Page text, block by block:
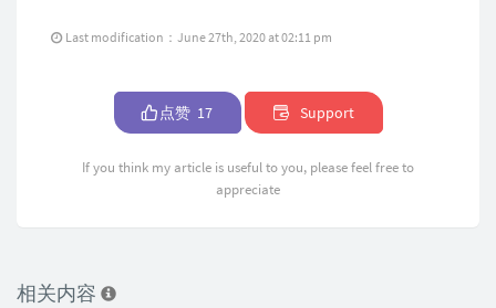
Last modification：June 27th, 2020 at 02:11 pm
点赞 17 Support
If you think my article is useful to you, please feel free to
appreciate
相关内容